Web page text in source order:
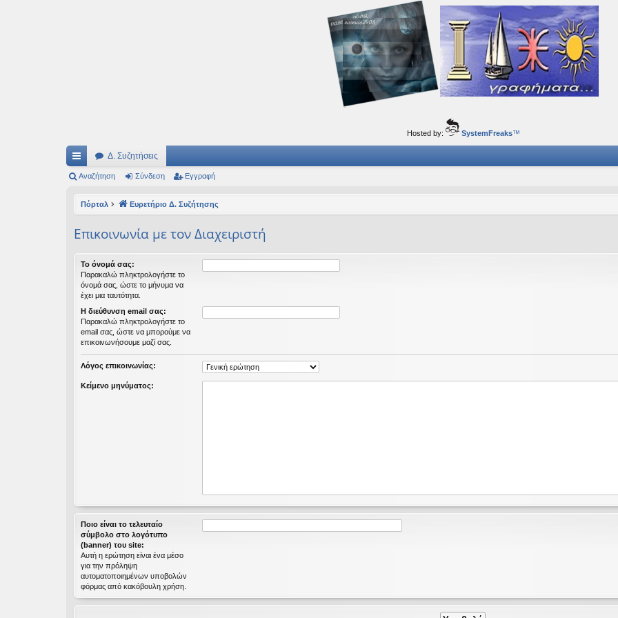
Αυτός ο τόπος φιλοδοξεί να ανοίγει μονοπάτια για τα συναρπαστικά και όμορφα ταξίδια του νού...
Hosted by: SystemFreaks™
ρή
ς
συ
Δ. Συζητήσεις
Αναζήτηση Σύνδεση Εγγραφή
Πόρταλ Ευρετήριο Δ. Συζήτησης
Επικοινωνία με τον Διαχειριστή
Το όνομά σας:
Παρακαλώ πληκτρολογήστε το
όνομά σας, ώστε το μήνυμα να
έχει μια ταυτότητα.
Η διεύθυνση email σας:
Παρακαλώ πληκτρολογήστε το
email σας, ώστε να μπορούμε να
επικοινωνήσουμε μαζί σας.
Λόγος επικοινωνίας:
Κείμενο μηνύματος:
Ποιο είναι το τελευταίο
σύμβολο στο λογότυπο
(banner) του site:
Αυτή η ερώτηση είναι ένα μέσο
για την πρόληψη
αυτοματοποιημένων υποβολών
φόρμας από κακόβουλη χρήση.